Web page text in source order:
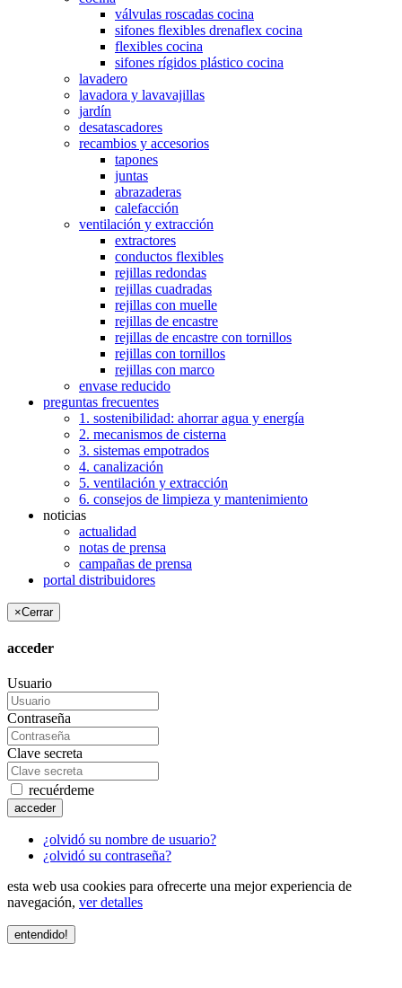
válvulas roscadas cocina
sifones flexibles drenaflex cocina
flexibles cocina
sifones rígidos plástico cocina
lavadero
lavadora y lavavajillas
jardín
desatascadores
recambios y accesorios
tapones
juntas
abrazaderas
calefacción
ventilación y extracción
extractores
conductos flexibles
rejillas redondas
rejillas cuadradas
rejillas con muelle
rejillas de encastre
rejillas de encastre con tornillos
rejillas con tornillos
rejillas con marco
envase reducido
preguntas frecuentes
1. sostenibilidad: ahorrar agua y energía
2. mecanismos de cisterna
3. sistemas empotrados
4. canalización
5. ventilación y extracción
6. consejos de limpieza y mantenimiento
noticias
actualidad
notas de prensa
campañas de prensa
portal distribuidores
×Cerrar
acceder
Usuario
Contraseña
Clave secreta
recuérdeme
acceder
¿olvidó su nombre de usuario?
¿olvidó su contraseña?
esta web usa cookies para ofrecerte una mejor experiencia de
navegación, ver detalles
entendido!